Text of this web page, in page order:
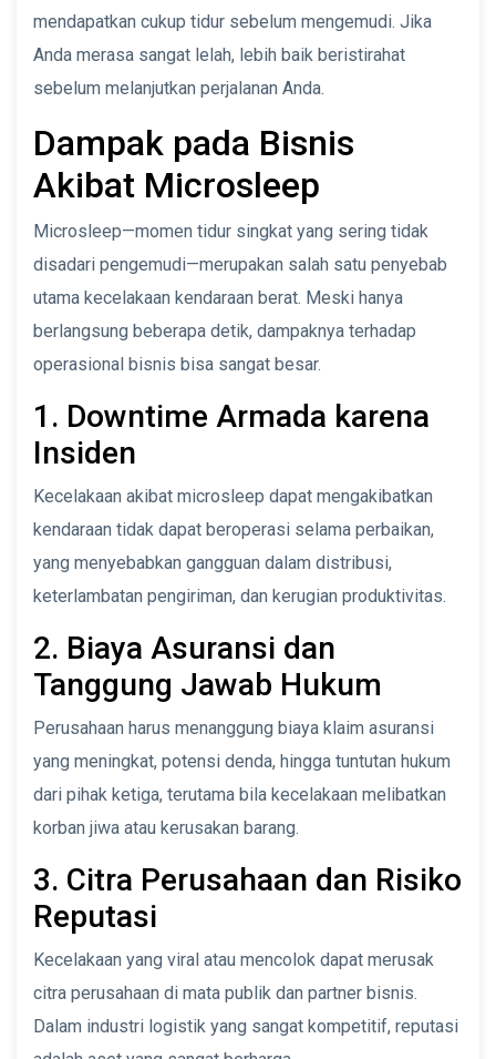
mendapatkan cukup tidur sebelum mengemudi. Jika
Anda merasa sangat lelah, lebih baik beristirahat
sebelum melanjutkan perjalanan Anda.
Dampak pada Bisnis
Akibat Microsleep
Microsleep—momen tidur singkat yang sering tidak
disadari pengemudi—merupakan salah satu penyebab
utama kecelakaan kendaraan berat. Meski hanya
berlangsung beberapa detik, dampaknya terhadap
operasional bisnis bisa sangat besar.
1. Downtime Armada karena
Insiden
Kecelakaan akibat microsleep dapat mengakibatkan
kendaraan tidak dapat beroperasi selama perbaikan,
yang menyebabkan gangguan dalam distribusi,
keterlambatan pengiriman, dan kerugian produktivitas.
2. Biaya Asuransi dan
Tanggung Jawab Hukum
Perusahaan harus menanggung biaya klaim asuransi
yang meningkat, potensi denda, hingga tuntutan hukum
dari pihak ketiga, terutama bila kecelakaan melibatkan
korban jiwa atau kerusakan barang.
3. Citra Perusahaan dan Risiko
Reputasi
Kecelakaan yang viral atau mencolok dapat merusak
citra perusahaan di mata publik dan partner bisnis.
Dalam industri logistik yang sangat kompetitif, reputasi